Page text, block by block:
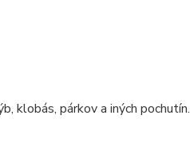
klobás, párkov a iných pochutín.